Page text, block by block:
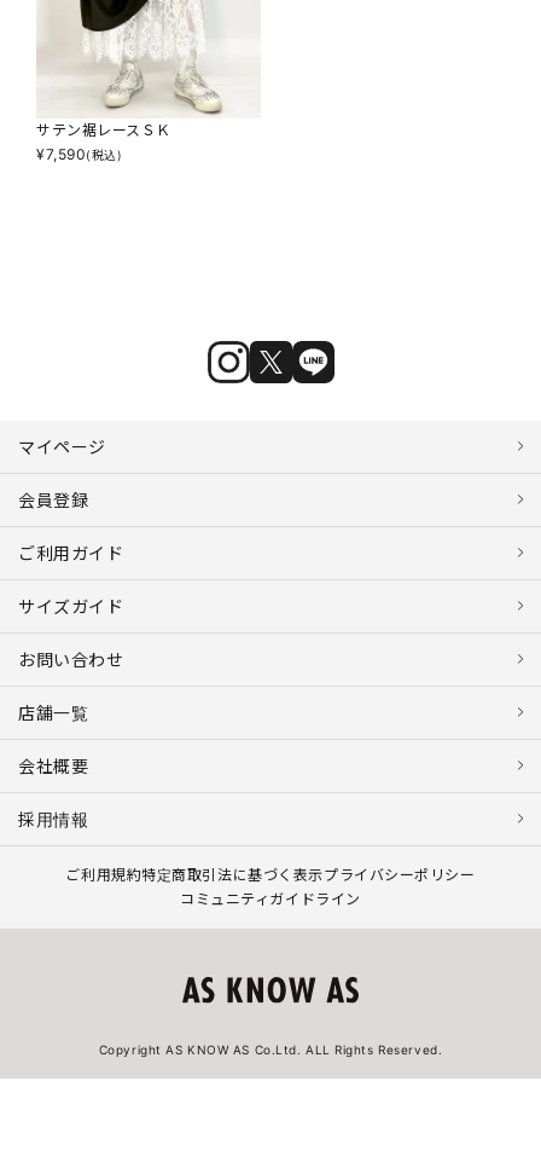
サテン裾レースＳＫ
¥7,590(税込)
マイページ
会員登録
ご利用ガイド
サイズガイド
お問い合わせ
店舗一覧
会社概要
採用情報
ご利用規約特定商取引法に基づく表示プライバシーポリシー
コミュニティガイドライン
Copyright AS KNOW AS Co.Ltd. ALL Rights Reserved.